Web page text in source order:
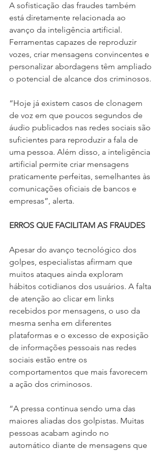
A sofisticação das fraudes também
está diretamente relacionada ao
avanço da inteligência artificial.
Ferramentas capazes de reproduzir
vozes, criar mensagens convincentes e
personalizar abordagens têm ampliado
o potencial de alcance dos criminosos.
“Hoje já existem casos de clonagem
de voz em que poucos segundos de
áudio publicados nas redes sociais são
suficientes para reproduzir a fala de
uma pessoa. Além disso, a inteligência
artificial permite criar mensagens
praticamente perfeitas, semelhantes às
comunicações oficiais de bancos e
empresas”, alerta.
ERROS QUE FACILITAM AS FRAUDES
Apesar do avanço tecnológico dos
golpes, especialistas afirmam que
muitos ataques ainda exploram
hábitos cotidianos dos usuários. A falta
de atenção ao clicar em links
recebidos por mensagens, o uso da
mesma senha em diferentes
plataformas e o excesso de exposição
de informações pessoais nas redes
sociais estão entre os
comportamentos que mais favorecem
a ação dos criminosos.
“A pressa continua sendo uma das
maiores aliadas dos golpistas. Muitas
pessoas acabam agindo no
automático diante de mensagens que